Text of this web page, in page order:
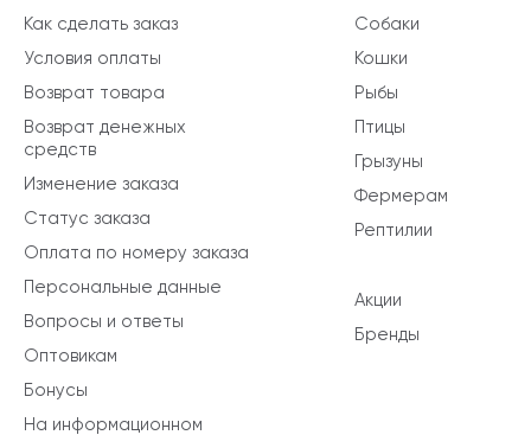
Собаки
Кошки
Рыбы
Птицы
Грызуны
Фермерам
Рептилии
Акции
Бренды
Как сделать заказ
Условия оплаты
Возврат товара
Возврат денежных
средств
Изменение заказа
Статус заказа
Оплата по номеру заказа
Персональные данные
Вопросы и ответы
Оптовикам
Бонусы
На информационном